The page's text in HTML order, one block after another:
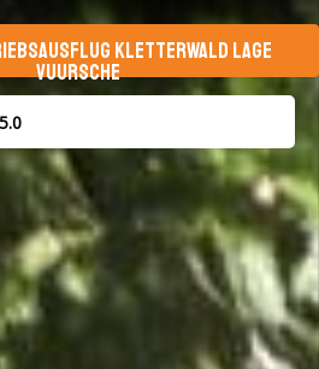
KLETTERWALD LAGE
VUURSCHE